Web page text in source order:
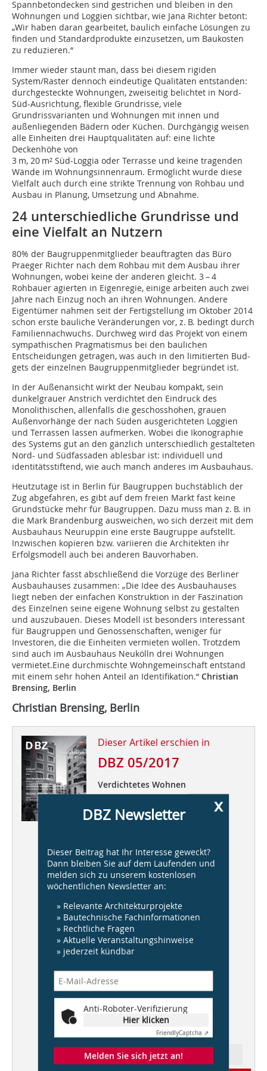
Spannbetondecken sind gestrichen und bleiben in den
Wohnungen und Loggien sichtbar, wie Jana Richter betont:
„Wir haben daran gearbeitet, baulich einfache Lösungen zu
finden und Standardprodukte einzusetzen, um Baukosten
zu reduzieren.“
Immer wieder staunt man, dass bei diesem rigiden
System/Raster dennoch eindeutige Qualitäten entstanden:
durchgesteckte Wohnungen, zweiseitig belichtet in Nord-
Süd-Ausrichtung, flexible Grundrisse, viele
Grundrissvarianten und Wohnungen mit innen und
außenliegenden Bädern oder Küchen. Durchgängig weisen
alle Einheiten drei Hauptqualitäten auf: eine lichte
Deckenhöhe von
3 m, 20 m² Süd-Loggia oder Terrasse und keine tragenden
Wände im Wohnungsinnenraum. Ermöglicht wurde diese
Vielfalt auch durch eine strikte Trennung von Rohbau und
Ausbau in Planung, Umsetzung und Abnahme.
24 unterschiedliche Grundrisse und
eine Vielfalt an Nutzern
80% der Baugruppenmitglieder beauftragten das Büro
Praeger Richter nach dem Rohbau mit dem Ausbau ihrer
Wohnungen, wobei keine der anderen gleicht. 3 – 4
Rohbauer agierten in Eigenregie, einige arbeiten auch zwei
Jahre nach Einzug noch an ihren Wohnungen. Andere
Eigentümer nahmen seit der Fertigstellung im Oktober 2014
schon erste bauliche Veränderungen vor, z. B. bedingt durch
Familiennachwuchs. Durchweg wird das Projekt von einem
sympathischen Pragmatismus bei den baulichen
Entscheidungen getragen, was auch in den limitierten Bud­
gets der einzelnen Baugruppenmitglieder begründet ist.
In der Außenansicht wirkt der Neubau kompakt, sein
dunkelgrauer Anstrich verdichtet den Eindruck des
Monolithischen, allenfalls die geschosshohen, grauen
Außen­vorhänge der nach Süden ausgerichteten Loggien
und Terrassen lassen aufmerken. Wobei die Ikonographie
des Systems gut an den gänzlich unterschiedlich gestalteten
Nord- und Südfassaden ablesbar ist: individuell und
identitätsstiftend, wie auch manch anderes im Ausbauhaus.
Heutzutage ist in Berlin für Baugruppen buchstäblich der
Zug abgefahren, es gibt auf dem freien Markt fast keine
Grundstücke mehr für Baugruppen. Dazu muss man z. B. in
die Mark Brandenburg ausweichen, wo sich derzeit mit dem
Ausbauhaus Neuruppin eine erste Baugruppe aufstellt.
Inzwischen kopieren bzw. variieren die Architekten ihr
Erfolgsmodell auch bei anderen Bauvorhaben.
Jana Richter fasst abschließend die Vorzüge des Berliner
Ausbauhauses zusammen: „Die Idee des Ausbauhauses
liegt neben der einfachen Konstruktion in der Faszination
des Einzelnen seine eigene Wohnung selbst zu gestalten
und auszubauen. Dieses Modell ist besonders interessant
für Baugruppen und Genossenschaften, weniger für
Investoren, die die Einheiten vermieten wollen. Trotzdem
sind auch im Ausbauhaus Neukölln drei Wohnungen
vermietet.Eine durchmischte Wohngemeinschaft entstand
mit einem sehr hohen Anteil an Identifikation.“ Christian
Brensing, Berlin
Christian Brensing, Berlin
Dieser Artikel erschien in
DBZ 05/2017
Verdichtetes Wohnen
Heftpate: HERWIG SPIEGL
AllesWirdGut Architektur
Bolles + Wilson
Praeger Richter Architekten
Lacaton & Vassal Architectes
Gwendolyn Huisman und Marijn
Boterman
IN SERIE: HOAI, Teil 2
Effektiver Trittschallschutz
bei Wohnbautreppen
Ressort: Architektur
x
DBZ Newsletter
Dieser Beitrag hat Ihr Interesse geweckt?
Dann bleiben Sie auf dem Laufenden und
melden sich zu unserem kostenlosen
wöchentlichen Newsletter an:
» Relevante Architekturprojekte
» Bautechnische Fachinformationen
» Rechtliche Fragen
» Aktuelle Veranstaltungshinweise
» jederzeit kündbar
Anti-Roboter-Verifizierung
Hier klicken
FriendlyCaptcha ⇗
Melden Sie sich jetzt an!